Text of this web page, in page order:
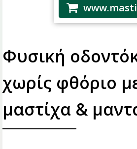
Φυσική
χωρίς φθόριο
μαστίχα &